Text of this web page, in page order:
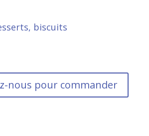
biscuits
nous pour commander